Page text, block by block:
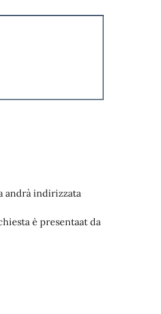
andrà indirizzata
è presentaat da